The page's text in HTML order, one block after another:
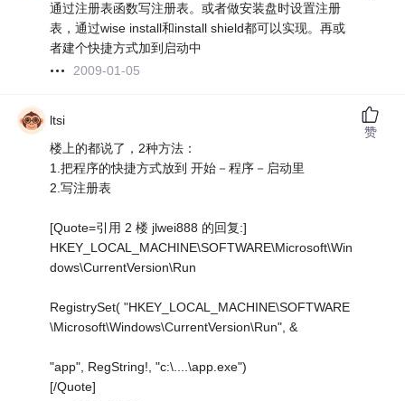
通过注册表函数写注册表。或者做安装盘时设置注册
表，通过wise install和install shield都可以实现。再或
者建个快捷方式加到启动中
2009-01-05
ltsi
楼上的都说了，2种方法：
1.把程序的快捷方式放到 开始－程序－启动里
2.写注册表
[Quote=引用 2 楼 jlwei888 的回复:]
HKEY_LOCAL_MACHINE\SOFTWARE\Microsoft\Win
dows\CurrentVersion\Run
RegistrySet( "HKEY_LOCAL_MACHINE\SOFTWARE
\Microsoft\Windows\CurrentVersion\Run", &
"app", RegString!, "c:\....\app.exe")
[/Quote]
赞